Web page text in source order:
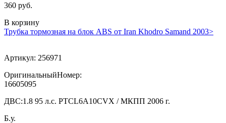
360 руб.
В корзину
Трубка тормозная на блок ABS от Iran Khodro Samand 2003>
Артикул: 256971
ОригинальныйНомер:
16605095
ДВС:1.8 95 л.с. PTCL6A10CVX / МКПП 2006 г.
Б.у.